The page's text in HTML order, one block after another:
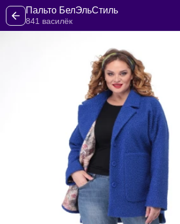
Пальто БелЭльСтиль
841 василёк